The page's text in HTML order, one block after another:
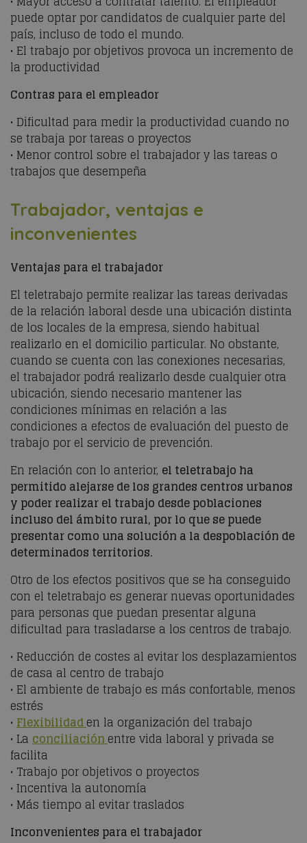
puede optar por candidatos de cualquier parte del
país, incluso de todo el mundo.
• El trabajo por objetivos provoca un incremento de
la productividad
Contras para el empleador
• Dificultad para medir la productividad cuando no
se trabaja por tareas o proyectos
• Menor control sobre el trabajador y las tareas o
trabajos que desempeña
Trabajador, ventajas e
inconvenientes
Ventajas para el trabajador
El teletrabajo permite realizar las tareas derivadas
de la relación laboral desde una ubicación distinta
de los locales de la empresa, siendo habitual
realizarlo en el domicilio particular. No obstante,
cuando se cuenta con las conexiones necesarias,
el trabajador podrá realizarlo desde cualquier otra
ubicación, siendo necesario mantener las
condiciones mínimas en relación a las
condiciones a efectos de evaluación del puesto de
trabajo por el servicio de prevención.
En relación con lo anterior, el teletrabajo ha
permitido alejarse de los grandes centros urbanos
y poder realizar el trabajo desde poblaciones
incluso del ámbito rural, por lo que se puede
presentar como una solución a la despoblación de
determinados territorios.
Otro de los efectos positivos que se ha conseguido
con el teletrabajo es generar nuevas oportunidades
para personas que puedan presentar alguna
dificultad para trasladarse a los centros de trabajo.
• Reducción de costes al evitar los desplazamientos
de casa al centro de trabajo
• El ambiente de trabajo es más confortable, menos
estrés
• Flexibilidaden la organización del trabajo
• La conciliaciónentre vida laboral y privada se
facilita
• Trabajo por objetivos o proyectos
• Incentiva la autonomía
• Más tiempo al evitar traslados
Inconvenientes para el trabajador